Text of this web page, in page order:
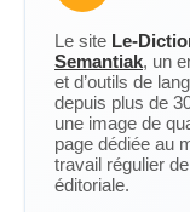
Le site Le-
Semantiak, un
et d’outils de
depuis plus de
une image de
page dédiée au
travail régulier
éditoriale.